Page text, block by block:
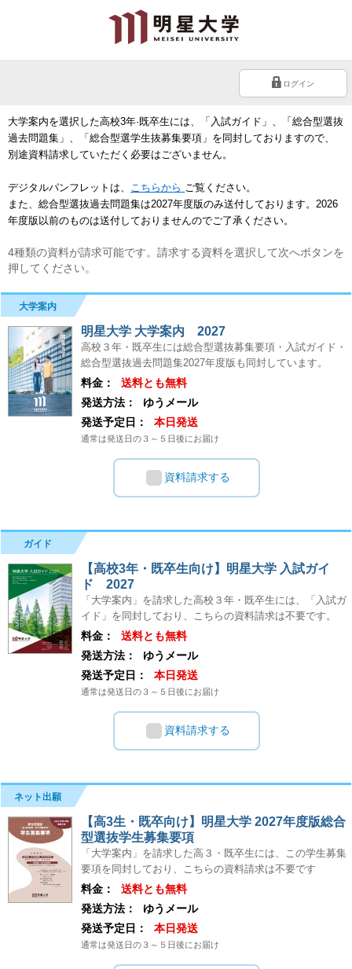
ログイン
大学案内を選択した高校3年·既卒生には、「入試ガイド」、「総合型選抜
過去問題集」、「総合型選学生抜募集要項」を同封しておりますので、
別途資料請求していただく必要はございません。
デジタルパンフレットは、 こちらから ご覧ください。
また、総合型選抜過去問題集は2027年度版のみ送付しております。2026
年度版以前のものは送付しておりませんのでご了承ください。
4種類の資料が請求可能です。請求する資料を選択して次へボタンを
押してください。
大学案内
明星大学 大学案内 2027
高校３年・既卒生には総合型選抜募集要項・入試ガイド・
総合型選抜過去問題集2027年度版も同封しています。
料金：
送料とも無料
発送方法：
ゆうメール
発送予定日：
本日発送
通常は発送日の３～５日後にお届け
資料請求する
ガイド
【高校3年・既卒生向け】明星大学 入試ガイ
ド 2027
「大学案内」を請求した高校３年・既卒生には、「入試ガ
イド」を同封しており、こちらの資料請求は不要です。
料金：
送料とも無料
発送方法：
ゆうメール
発送予定日：
本日発送
通常は発送日の３～５日後にお届け
資料請求する
ネット出願
【高3生・既卒向け】明星大学 2027年度版総合
型選抜学生募集要項
「大学案内」を請求した高３・既卒生には、この学生募集
要項を同封しており、こちらの資料請求は不要です
料金：
送料とも無料
発送方法：
ゆうメール
発送予定日：
本日発送
通常は発送日の３～５日後にお届け